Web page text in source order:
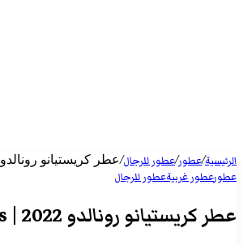
الرئيسية/عطور/عطور للرجال/عطر كريستيانو رونالدو 2022 | CR7 Origins
عطورعطور غربيةعطور للرجال
عطر كريستيانو رونالدو 2022 | CR7 Origins